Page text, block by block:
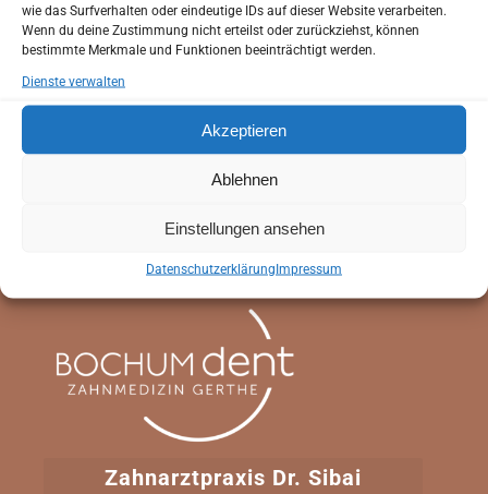
wie das Surfverhalten oder eindeutige IDs auf dieser Website verarbeiten.
Wenn du deine Zustimmung nicht erteilst oder zurückziehst, können
bestimmte Merkmale und Funktionen beeinträchtigt werden.
Dienste verwalten
Akzeptieren
Ablehnen
Einstellungen ansehen
DatenschutzerklärungImpressum
Ihrekompetente
Zahnarztpraxis in
Bochum!
Zahnarztpraxis Dr. Sibai
Sie haben die Möglichkeit Ihren Anamnesebogen zu
Hause in Ruhe auszufüllen.
So können wir schon bei Ihrem ersten Besuch auf Ihre
individuellen Wünsche und Bedürfnisse eingehen.
Anamnesebogen
ONLINE TERMIN